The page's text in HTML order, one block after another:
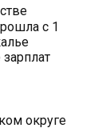
с 1
округе